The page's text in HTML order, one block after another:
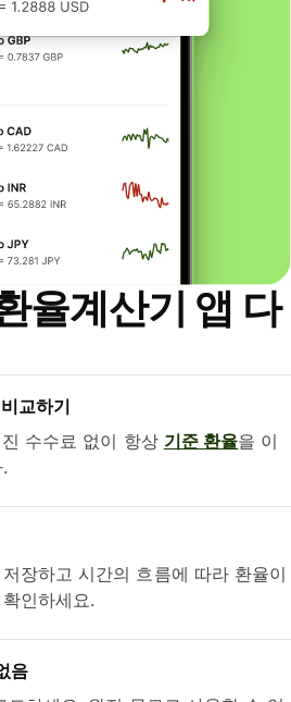
율계산기 앱 다
교하기
수수료 없이 항상 기준 환율을 이
장하고 시간의 흐름에 따라 환율이
인하세요.
음